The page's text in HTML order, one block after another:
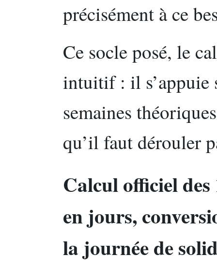
précisément à ce
Ce socle posé, le
intuitif : il s’appuie
semaines
qu’il faut dérouler
Calcul officiel des
en jours,
la journée de